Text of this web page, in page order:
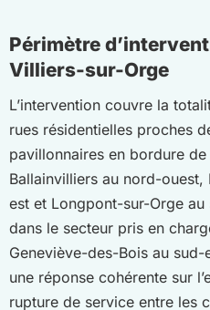
Périmètre
Villiers-sur-Orge
L’intervention couvre la
rues résidentielles proches
pavillonnaires en bordure de
Ballainvilliers au nord-
est et Longpont-sur-Orge
dans le secteur pris en
Geneviève-des-Bois au
une réponse cohérente sur
rupture de service entre les